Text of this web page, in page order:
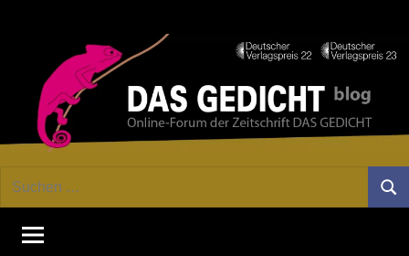
GEDICHT
blog
Forum
von
DAS
Suchen